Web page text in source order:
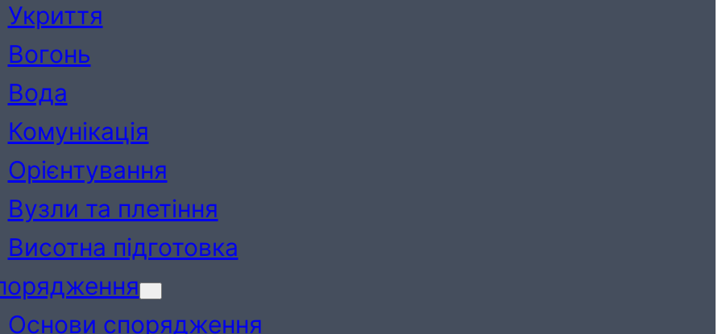
Укриття
Вогонь
Вода
Комунікація
Орієнтування
Вузли та плетіння
Висотна підготовка
Основи спорядження